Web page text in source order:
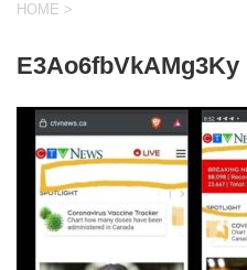
HOME >
E3Ao6fbVkAMg3Ky